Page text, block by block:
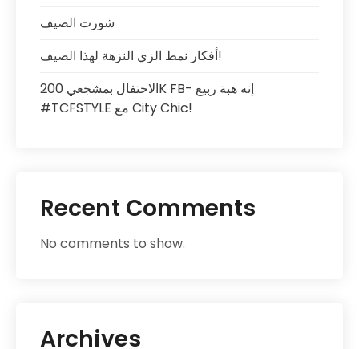
شورت الصيف
أفكار نمط الزي النزهة لهذا الصيف!
الاحتفال بمشجعي 200K FB- إنه هبة ربيع
#TCFSTYLE مع City Chic!
Recent Comments
No comments to show.
Archives